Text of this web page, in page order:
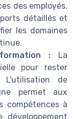
des employés.
détaillés et
les domaines
: La
pour rester
de
permet aux
compétences à